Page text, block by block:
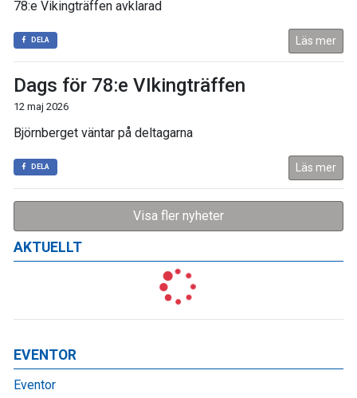
AKTUELLT
78:e Vikingträffen avklarad
DELA Läs mer
Dags för 78:e VIkingträffen
12 maj 2026
Björnberget väntar på deltagarna
DELA Läs mer
Visa fler nyheter
EVENTOR
Eventor